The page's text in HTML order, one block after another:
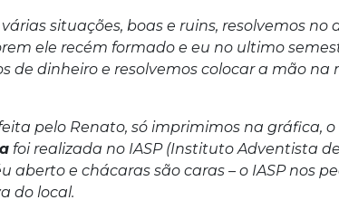
situações, boas e ruins, resolvemos no
ele recém formado e eu no ultimo
de dinheiro e resolvemos colocar a mão na
pelo Renato, só imprimimos na gráfica,
foi realizada no IASP (Instituto Adventista
aberto e chácaras são caras – o IASP nos
do local.